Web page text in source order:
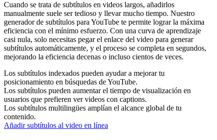
Cuando se trata de subtítulos en videos largos, añadirlos
manualmente suele ser tedioso y llevar mucho tiempo. Nuestro
generador de subtítulos para YouTube te permite lograr la máxima
eficiencia con el mínimo esfuerzo. Con una curva de aprendizaje
casi nula, solo necesitas pegar el enlace del video para generar
subtítulos automáticamente, y el proceso se completa en segundos,
mejorando la eficiencia decenas o incluso cientos de veces.
Los subtítulos indexados pueden ayudar a mejorar tu
posicionamiento en búsquedas de YouTube.
Los subtítulos pueden aumentar el tiempo de visualización en
usuarios que prefieren ver videos con captions.
Los subtítulos multilingües amplían el alcance global de tu
contenido.
Añadir subtítulos al video en línea